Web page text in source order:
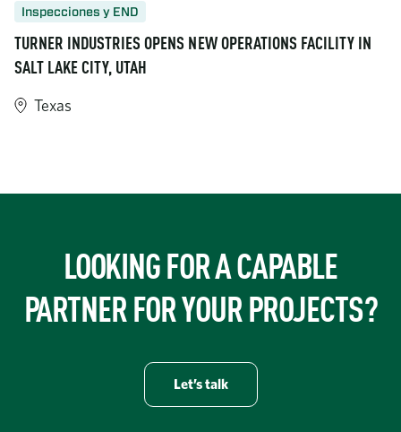
Inspecciones y END
TURNER INDUSTRIES OPENS NEW OPERATIONS FACILITY IN
SALT LAKE CITY, UTAH
Texas
LOOKING FOR A CAPABLE
PARTNER FOR YOUR PROJECTS?
Let’s talk